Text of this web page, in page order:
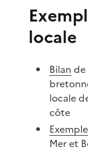
locale
Bilan de
locale
côte
Exemple
Mer et